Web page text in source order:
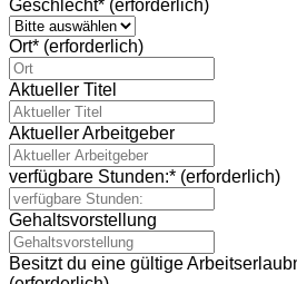
Geschlecht* (erforderlich)
Ort* (erforderlich)
Aktueller Titel
Aktueller Arbeitgeber
verfügbare Stunden:* (erforderlich)
Gehaltsvorstellung
Besitzt du eine gültige